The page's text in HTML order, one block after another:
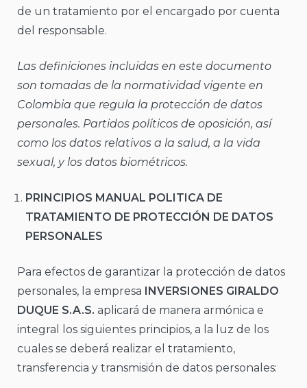
de un tratamiento por el encargado por cuenta
del responsable.
Las definiciones incluidas en este documento
son tomadas de la normatividad vigente en
Colombia que regula la protección de datos
personales. Partidos políticos de oposición, así
como los datos relativos a la salud, a la vida
sexual, y los datos biométricos.
PRINCIPIOS MANUAL POLITICA DE
TRATAMIENTO DE PROTECCIÓN DE DATOS
PERSONALES
Para efectos de garantizar la protección de datos
personales, la empresa INVERSIONES GIRALDO
DUQUE S.A.S. aplicará de manera armónica e
integral los siguientes principios, a la luz de los
cuales se deberá realizar el tratamiento,
transferencia y transmisión de datos personales: